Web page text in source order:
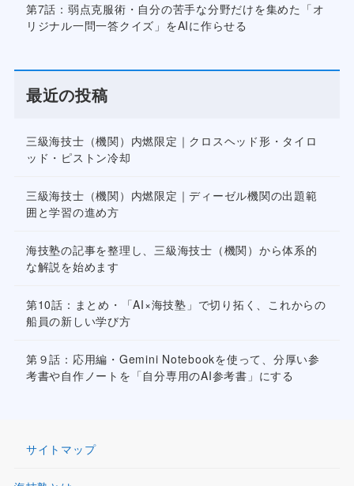
第7話：弱点克服術・自分の苦手な分野だけを集めた「オ
リジナル一問一答クイズ」をAIに作らせる
最近の投稿
三級海技士（機関）内燃限定｜クロスヘッド形・タイロ
ッド・ピストン冷却
三級海技士（機関）内燃限定｜ディーゼル機関の出題範
囲と学習の進め方
海技塾の記事を整理し、三級海技士（機関）から体系的
な解説を始めます
第10話：まとめ・「AI×海技塾」で切り拓く、これからの
船員の新しい学び方
第９話：応用編・Gemini Notebookを使って、分厚い参
考書や自作ノートを「自分専用のAI参考書」にする
サイトマップ